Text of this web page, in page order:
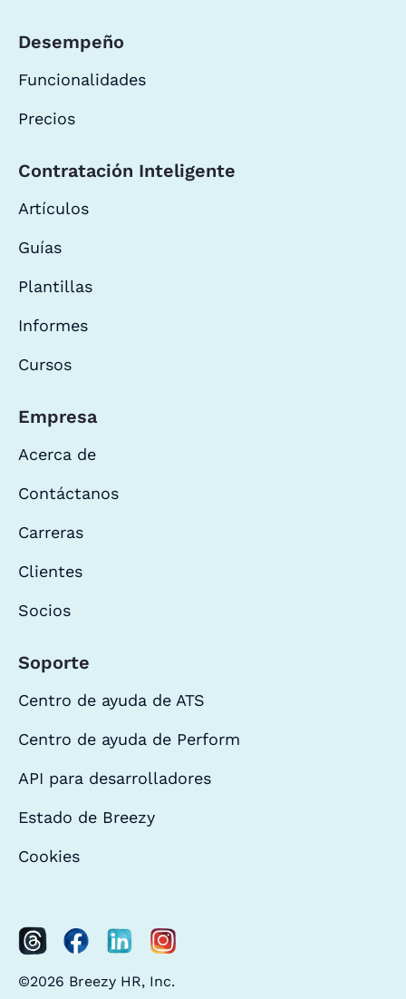
Desempeño
Funcionalidades
Precios
Contratación Inteligente
Artículos
Guías
Plantillas
Informes
Cursos
Empresa
Acerca de
Contáctanos
Carreras
Clientes
Socios
Soporte
Centro de ayuda de ATS
Centro de ayuda de Perform
API para desarrolladores
Estado de Breezy
Cookies
©2026 Breezy HR, Inc.